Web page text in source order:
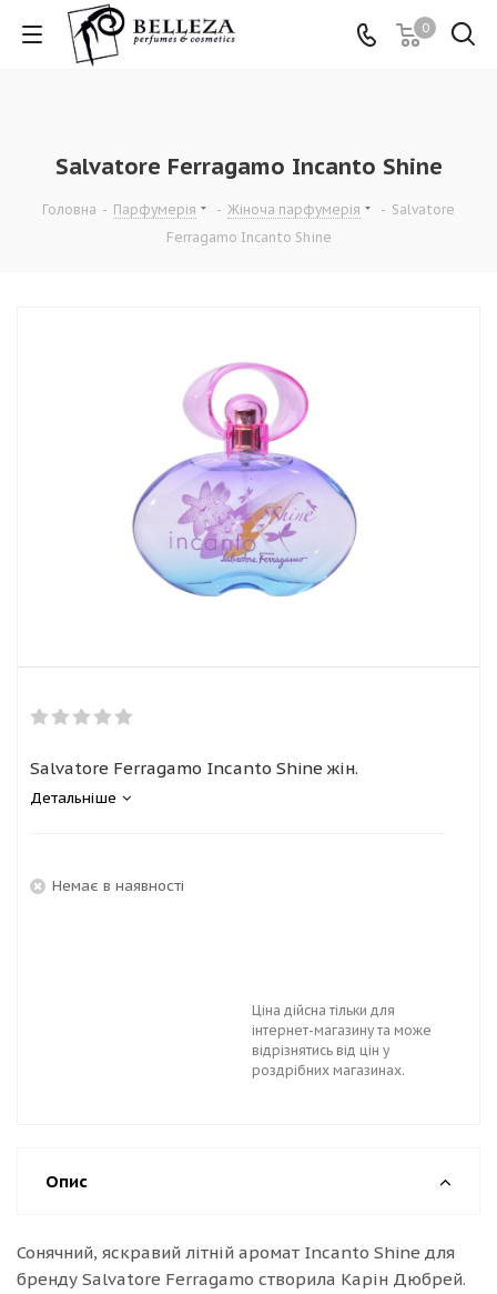
0
Salvatore Ferragamo Incanto Shine
Головна - Парфумерія - Жіноча парфумерія - Salvatore
Ferragamo Incanto Shine
Salvatore Ferragamo Incanto Shine жін.
Детальніше
Немає в наявності
Ціна дійсна тільки для
інтернет-магазину та може
відрізнятись від цін у
роздрібних магазинах.
Опис
Сонячний, яскравий літній аромат Incanto Shine для
бренду Salvatore Ferragamo створила Карін Дюбрей.